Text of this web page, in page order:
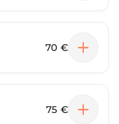
70 €
75 €